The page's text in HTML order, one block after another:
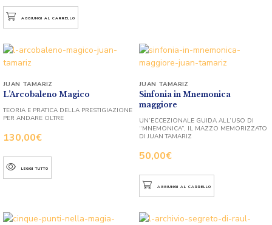
AGGIUNGI AL CARRELLO
L’Arcobaleno Magico
130,00€
JUAN TAMARIZ
TEORIA E PRATICA DELLA PRESTIGIAZIONE
PER ANDARE OLTRE
LEGGI TUTTO
Sinfonia in Mnemonica
maggiore
50,00€
JUAN TAMARIZ
UN’ECCEZIONALE GUIDA ALL’USO DI
“MNEMONICA”, IL MAZZO MEMORIZZATO
DI JUAN TAMARIZ
AGGIUNGI AL CARRELLO